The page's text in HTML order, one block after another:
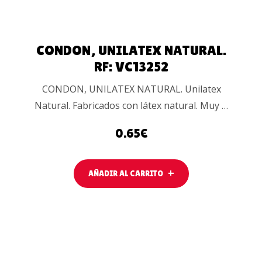
CONDON, UNILATEX NATURAL.
RF: VC13252
CONDON, UNILATEX NATURAL. Unilatex
Natural. Fabricados con látex natural. Muy …
0.65€
AÑADIR AL CARRITO